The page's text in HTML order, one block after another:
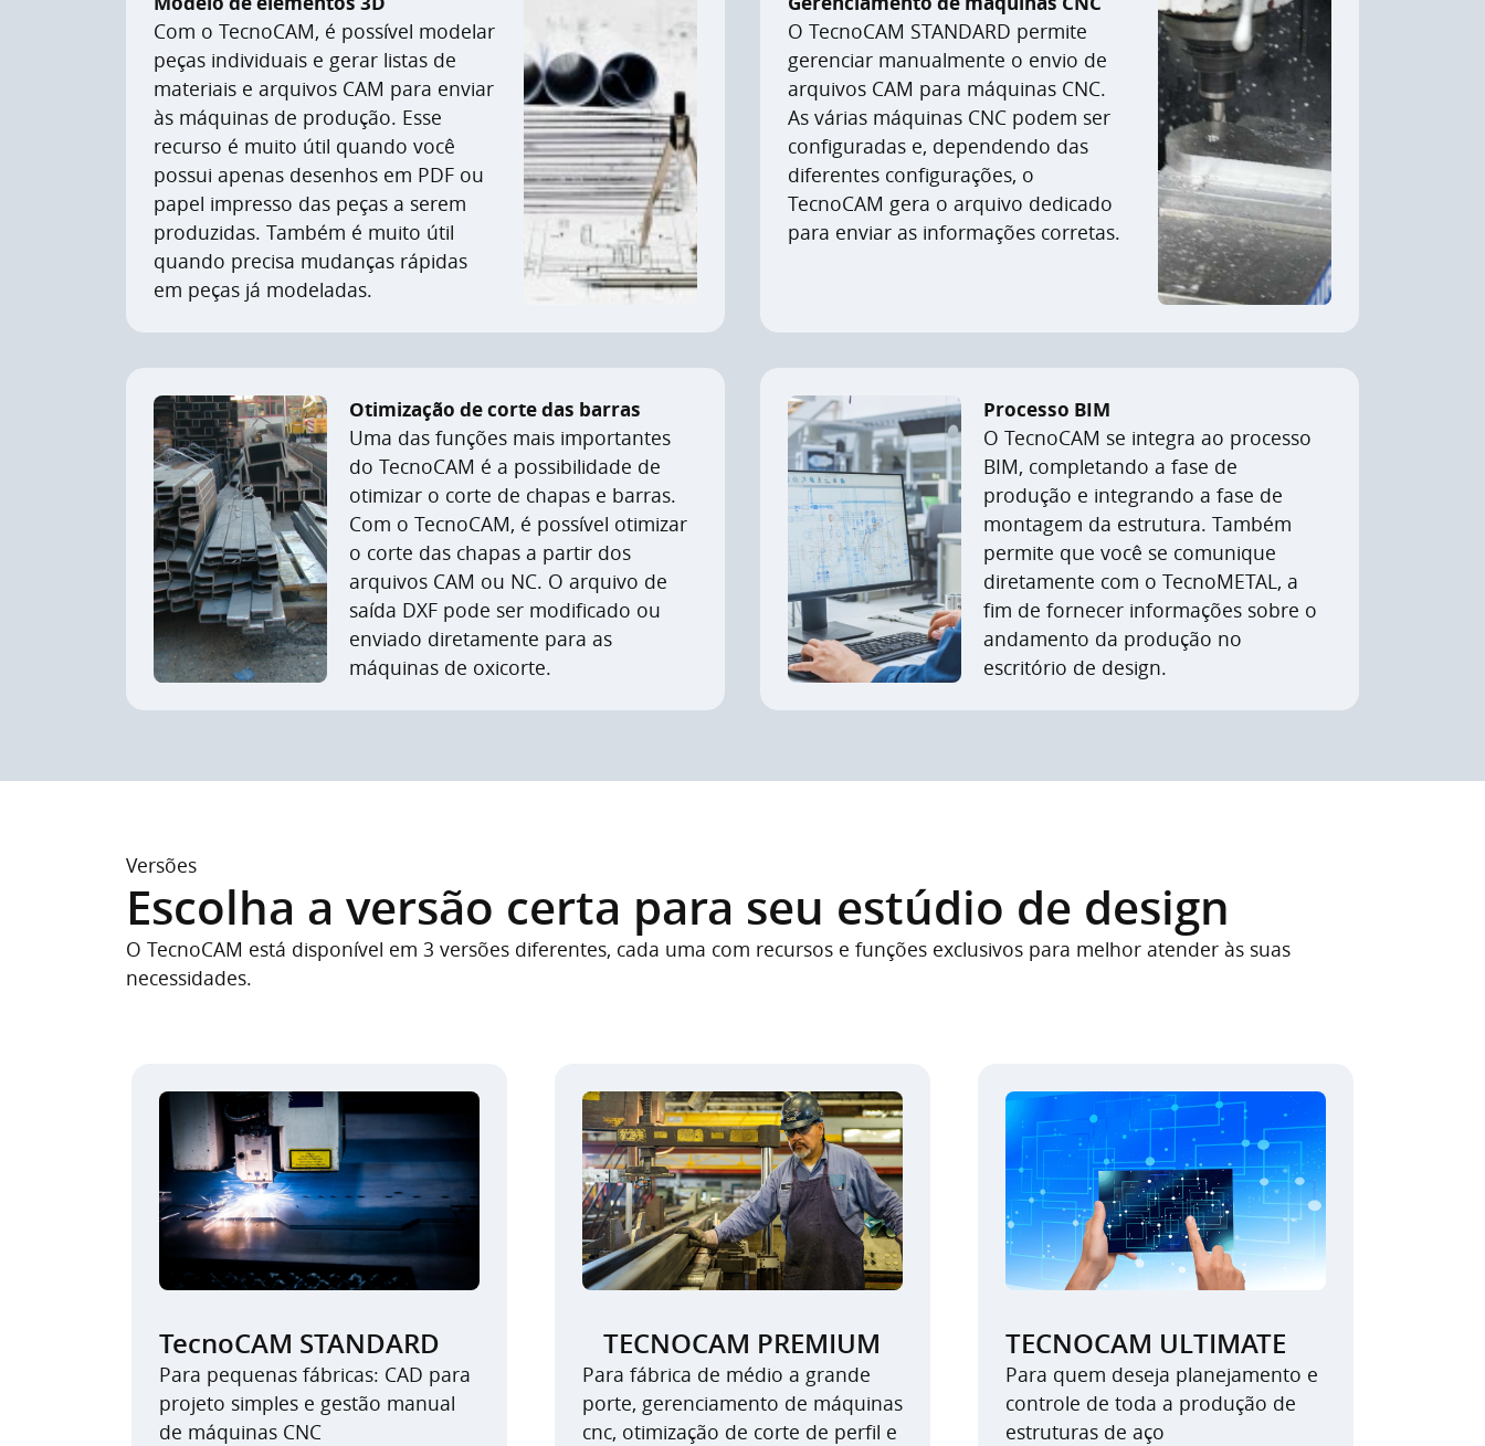
Com o TecnoCAM, é possível modelar
peças individuais e gerar listas de
materiais e arquivos CAM para enviar
às máquinas de produção. Esse
recurso é muito útil quando você
possui apenas desenhos em PDF ou
papel impresso das peças a serem
produzidas. Também é muito útil
quando precisa mudanças rápidas
em peças já modeladas.
O TecnoCAM STANDARD permite
gerenciar manualmente o envio de
arquivos CAM para máquinas CNC.
As várias máquinas CNC podem ser
configuradas e, dependendo das
diferentes configurações, o
TecnoCAM gera o arquivo dedicado
para enviar as informações corretas.
Otimização de corte das barras
Uma das funções mais importantes
do TecnoCAM é a possibilidade de
otimizar o corte de chapas e barras.
Com o TecnoCAM, é possível otimizar
o corte das chapas a partir dos
arquivos CAM ou NC. O arquivo de
saída DXF pode ser modificado ou
enviado diretamente para as
máquinas de oxicorte.
Processo BIM
O TecnoCAM se integra ao processo
BIM, completando a fase de
produção e integrando a fase de
montagem da estrutura. Também
permite que você se comunique
diretamente com o TecnoMETAL, a
fim de fornecer informações sobre o
andamento da produção no
escritório de design.
Versões
Escolha a versão certa para seu estúdio de design
O TecnoCAM está disponível em 3 versões diferentes, cada uma com recursos e funções exclusivos para melhor atender às suas
necessidades.
TecnoCAM STANDARD
Para pequenas fábricas: CAD para
projeto simples e gestão manual
de máquinas CNC
TECNOCAM PREMIUM
Para fábrica de médio a grande
porte, gerenciamento de máquinas
cnc, otimização de corte de perfil e
TECNOCAM ULTIMATE
Para quem deseja planejamento e
controle de toda a produção de
estruturas de aço